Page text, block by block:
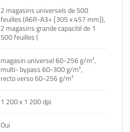
2 magasins universels de 500
feuilles (A6R-A3+ [305 x 457 mm]),
2 magasins grande capacité de 1
500 feuilles (
magasin universel 60-256 g/m²,
multi- bypass 60-300 g/m²,
recto verso 60-256 g/m²
1 200 x 1 200 dpi
Oui